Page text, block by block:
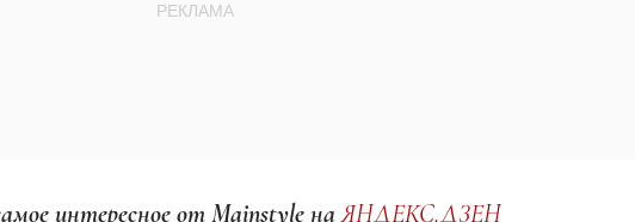
интересное от Mainstyle наЯНДЕКС.ДЗЕН